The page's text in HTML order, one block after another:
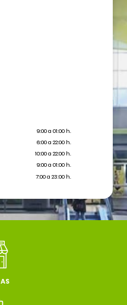
9:00 a 01:00 h.
6:00 a 22:00 h.
10:00 a 22:00 h.
9:00 a 01:00 h.
7:00 a 23:00 h.